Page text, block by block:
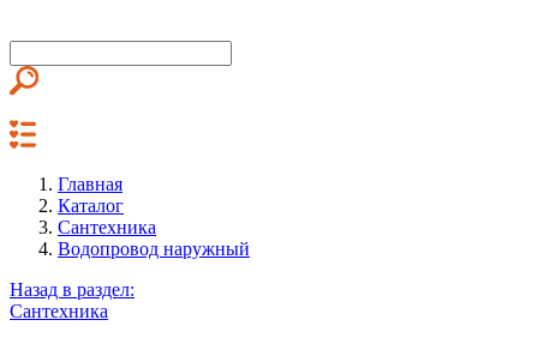
Главная
Каталог
Сантехника
Водопровод наружный
Назад в раздел:
Сантехника